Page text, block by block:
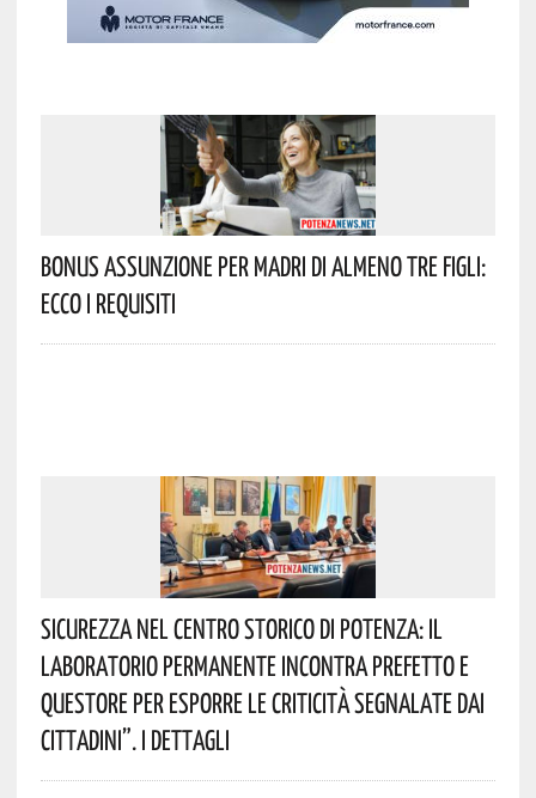
Bonus Assunzione Per Madri Di Almeno Tre Figli:
Ecco I Requisiti
Sicurezza Nel Centro Storico Di Potenza: Il
Laboratorio Permanente Incontra Prefetto E
Questore Per Esporre Le Criticità Segnalate Dai
Cittadini”. I Dettagli